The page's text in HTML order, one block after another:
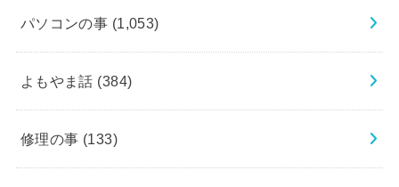
パソコンの事 (1,053)
よもやま話 (384)
修理の事 (133)